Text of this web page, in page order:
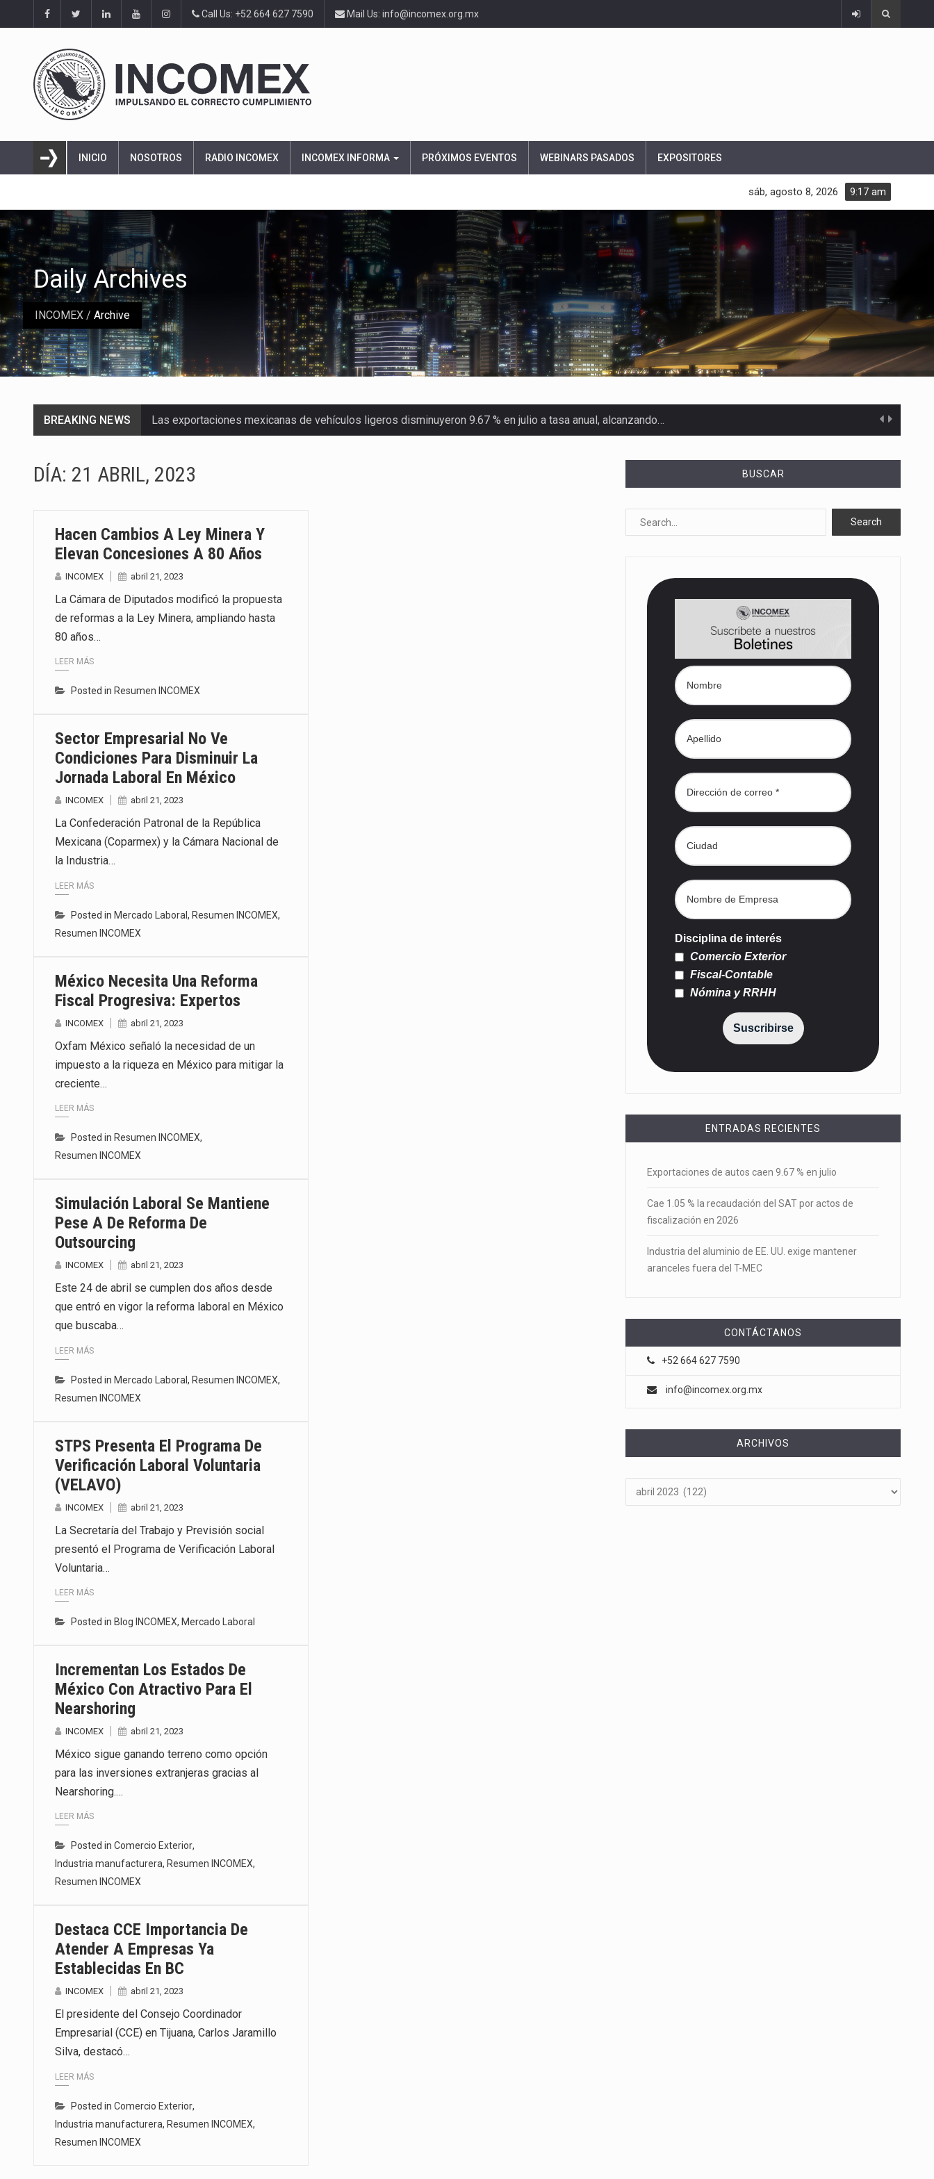
Call Us: +52 664 627 7590 Mail Us: info@incomex.org.mx
INICIO NOSOTROS RADIO INCOMEX INCOMEX INFORMA PRÓXIMOS EVENTOS WEBINARS PASADOS EXPOSITORES
9:17 am
sáb, agosto 8, 2026
INCOMEX / Archive
Daily Archives
BREAKING NEWS Las exportaciones mexicanas de vehículos ligeros disminuyeron 9.67 % en julio a tasa anual, alcanzando…
La Coalition for a Prosperous America (CPA) solicitó al gobierno de Estados Unidos mantener e…
Ante la suspensión temporal de las inspecciones sanitarias del Departamento de Agricultura de Estados Unidos…
Los créditos fiscales determinados a empresas IMMEX rara vez nacen de una interpretación equivocada de…
La industria automotriz mexicana concentra más de la mitad de las quejas bajo el Mecanismo…
DÍA: 21 ABRIL, 2023
Hacen Cambios A Ley Minera Y
Elevan Concesiones A 80 Años
INCOMEX abril 21, 2023
La Cámara de Diputados modificó la propuesta
de reformas a la Ley Minera, ampliando hasta
80 años…
LEER MÁS
Posted in Resumen INCOMEX
Sector Empresarial No Ve
Condiciones Para Disminuir La
Jornada Laboral En México
INCOMEX abril 21, 2023
La Confederación Patronal de la República
Mexicana (Coparmex) y la Cámara Nacional de
la Industria…
LEER MÁS
Posted in Mercado Laboral , Resumen INCOMEX,
Resumen INCOMEX
México Necesita Una Reforma
Fiscal Progresiva: Expertos
INCOMEX abril 21, 2023
Oxfam México señaló la necesidad de un
impuesto a la riqueza en México para mitigar la
creciente…
LEER MÁS
Posted in Resumen INCOMEX,
Resumen INCOMEX
Simulación Laboral Se Mantiene
Pese A De Reforma De
Outsourcing
INCOMEX abril 21, 2023
Este 24 de abril se cumplen dos años desde
que entró en vigor la reforma laboral en México
que buscaba…
LEER MÁS
Posted in Mercado Laboral, Resumen INCOMEX,
Resumen INCOMEX
STPS Presenta El Programa De
Verificación Laboral Voluntaria
(VELAVO)
INCOMEX abril 21, 2023
La Secretaría del Trabajo y Previsión social
presentó el Programa de Verificación Laboral
Voluntaria…
LEER MÁS
Posted in Blog INCOMEX, Mercado Laboral
Incrementan Los Estados De
México Con Atractivo Para El
Nearshoring
INCOMEX abril 21, 2023
México sigue ganando terreno como opción
para las inversiones extranjeras gracias al
Nearshoring.…
LEER MÁS
Posted in Comercio Exterior,
Industria manufacturera, Resumen INCOMEX,
Resumen INCOMEX
Destaca CCE Importancia De
Atender A Empresas Ya
Establecidas En BC
INCOMEX abril 21, 2023
El presidente del Consejo Coordinador
Empresarial (CCE) en Tijuana, Carlos Jaramillo
Silva, destacó…
LEER MÁS
Posted in Comercio Exterior,
Industria manufacturera, Resumen INCOMEX,
Resumen INCOMEX
BUSCAR
Disciplina de interés
Comercio Exterior
Fiscal-Contable
Nómina y RRHH
Suscribirse
ENTRADAS RECIENTES
Exportaciones de autos caen 9.67 % en julio
Cae 1.05 % la recaudación del SAT por actos de
fiscalización en 2026
Industria del aluminio de EE. UU. exige mantener
aranceles fuera del T-MEC
CONTÁCTANOS
+52 664 627 7590
info@incomex.org.mx
ARCHIVOS